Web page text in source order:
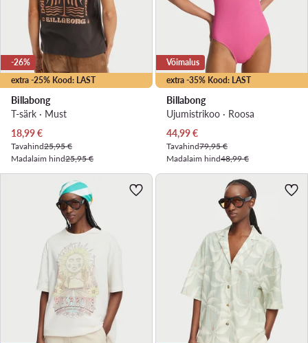
extra -25% Kood: LAST
-26%
Billabong
T-särk · Must
Praegune hind
18,99€
Tavahind25,95 €
Madalaim hind25,95 €
extra -35% Kood: LAST
Võimalus
Billabong
Ujumistrikoo · Roosa
Praegune hind
44,99€
Tavahind79,95 €
Madalaim hind48,99 €